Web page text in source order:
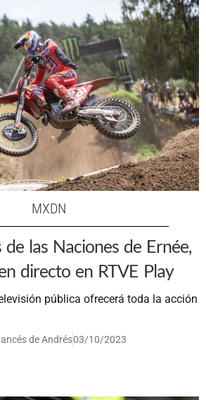
MXDN
las Naciones de Ernée,
directo en RTVE Play
pública ofrecerá toda la acción
de Andrés03/10/2023